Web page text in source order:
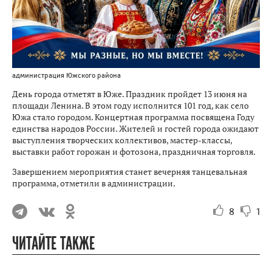
администрация Южского района
День города отметят в Юже. Праздник пройдет 13 июня на
площади Ленина. В этом году исполнится 101 год, как село
Южа стало городом. Концертная программа посвящена Году
единства народов России. Жителей и гостей города ожидают
выступления творческих коллективов, мастер-классы,
выставки работ горожан и фотозона, праздничная торговля.
Завершением мероприятия станет вечерняя танцевальная
программа, отметили в администрации.
8 1
ЧИТАЙТЕ ТАКЖЕ